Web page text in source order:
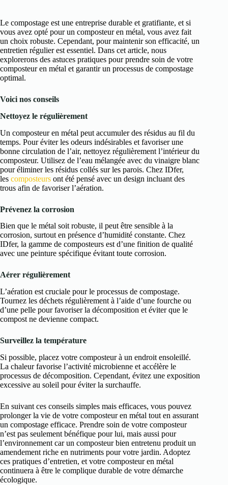
Le compostage est une entreprise durable et gratifiante, et si
vous avez opté pour un composteur en métal, vous avez fait
un choix robuste. Cependant, pour maintenir son efficacité, un
entretien régulier est essentiel. Dans cet article, nous
explorerons des astuces pratiques pour prendre soin de votre
composteur en métal et garantir un processus de compostage
optimal.
Voici nos conseils
Nettoyez le régulièrement
Un composteur en métal peut accumuler des résidus au fil du
temps. Pour éviter les odeurs indésirables et favoriser une
bonne circulation de l’air, nettoyez régulièrement l’intérieur du
composteur. Utilisez de l’eau mélangée avec du vinaigre blanc
pour éliminer les résidus collés sur les parois. Chez IDfer,
les composteurs ont été pensé avec un design incluant des
trous afin de favoriser l’aération.
Prévenez la corrosion
Bien que le métal soit robuste, il peut être sensible à la
corrosion, surtout en présence d’humidité constante. Chez
IDfer, la gamme de composteurs est d’une finition de qualité
avec une peinture spécifique évitant toute corrosion.
Aérer régulièrement
L’aération est cruciale pour le processus de compostage.
Tournez les déchets régulièrement à l’aide d’une fourche ou
d’une pelle pour favoriser la décomposition et éviter que le
compost ne devienne compact.
Surveillez la température
Si possible, placez votre composteur à un endroit ensoleillé.
La chaleur favorise l’activité microbienne et accélère le
processus de décomposition. Cependant, évitez une exposition
excessive au soleil pour éviter la surchauffe.
En suivant ces conseils simples mais efficaces, vous pouvez
prolonger la vie de votre composteur en métal tout en assurant
un compostage efficace. Prendre soin de votre composteur
n’est pas seulement bénéfique pour lui, mais aussi pour
l’environnement car un composteur bien entretenu produit un
amendement riche en nutriments pour votre jardin. Adoptez
ces pratiques d’entretien, et votre composteur en métal
continuera à être le complique durable de votre démarche
écologique.